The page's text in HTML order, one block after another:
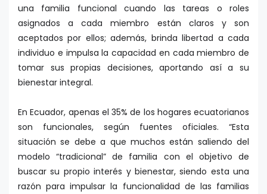
una familia funcional cuando las tareas o roles
asignados a cada miembro están claros y son
aceptados por ellos; además, brinda libertad a cada
individuo e impulsa la capacidad en cada miembro de
tomar sus propias decisiones, aportando así a su
bienestar integral.
En Ecuador, apenas el 35% de los hogares ecuatorianos
son funcionales, según fuentes oficiales. “Esta
situación se debe a que muchos están saliendo del
modelo “tradicional” de familia con el objetivo de
buscar su propio interés y bienestar, siendo esta una
razón para impulsar la funcionalidad de las familias